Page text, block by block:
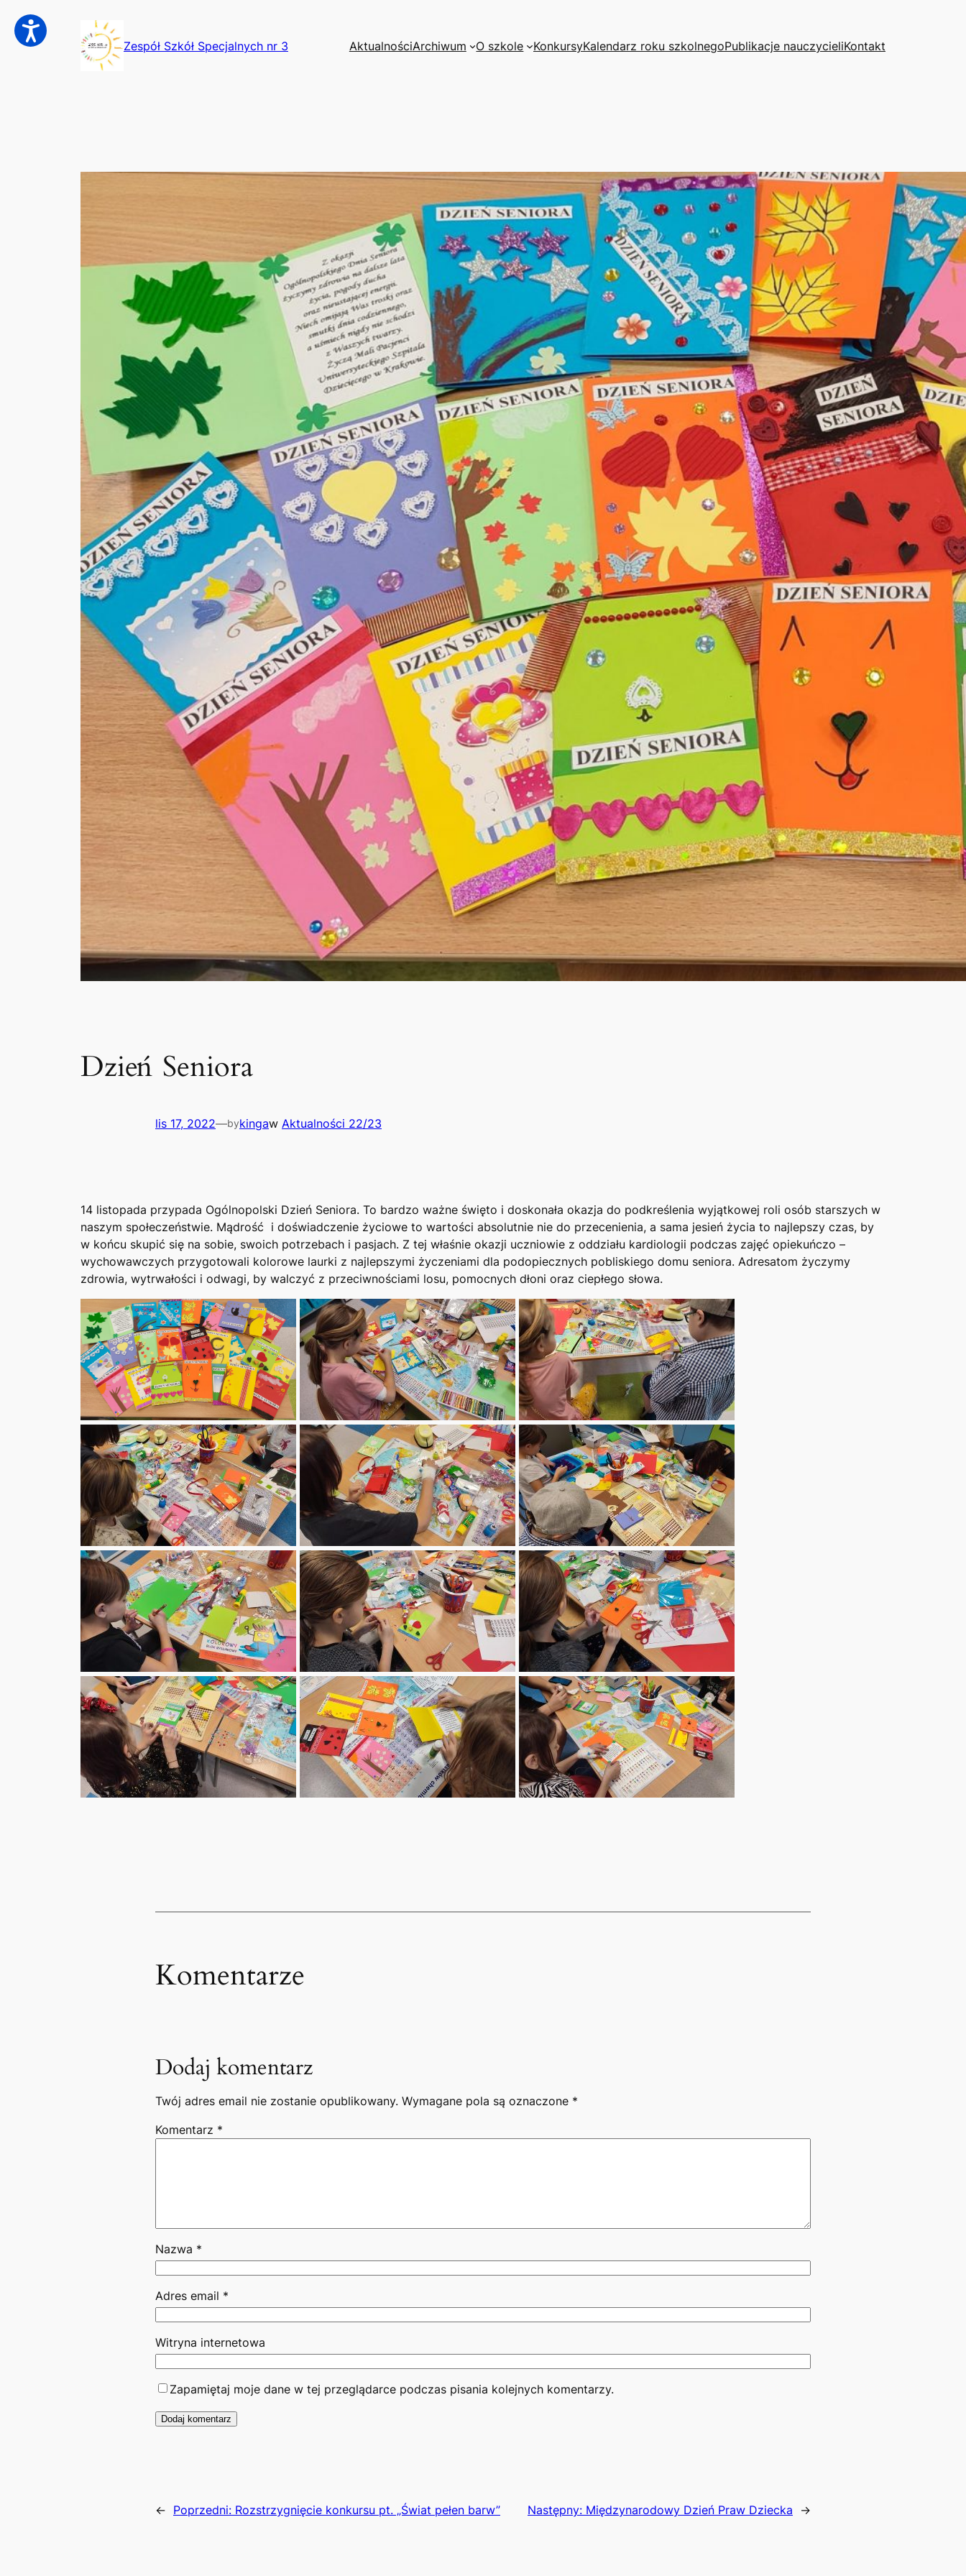
Przejdź
do
treści
Zespół Szkół Specjalnych nr 3 AktualnościArchiwum O szkole KonkursyKalendarz roku szkolnegoPublikacje nauczycieliKontakt
Dzień Seniora
lis 17, 2022—bykingaw Aktualności 22/23
14 listopada przypada Ogólnopolski Dzień Seniora. To bardzo ważne święto i doskonała okazja do podkreślenia wyjątkowej roli osób starszych w
naszym społeczeństwie. Mądrość i doświadczenie życiowe to wartości absolutnie nie do przecenienia, a sama jesień życia to najlepszy czas, by
w końcu skupić się na sobie, swoich potrzebach i pasjach. Z tej właśnie okazji uczniowie z oddziału kardiologii podczas zajęć opiekuńczo –
wychowawczych przygotowali kolorowe laurki z najlepszymi życzeniami dla podopiecznych pobliskiego domu seniora. Adresatom życzymy
zdrowia, wytrwałości i odwagi, by walczyć z przeciwnościami losu, pomocnych dłoni oraz ciepłego słowa.
Komentarze
Dodaj komentarz
Twój adres email nie zostanie opublikowany. Wymagane pola są oznaczone *
Komentarz *
Nazwa *
Adres email *
Witryna internetowa
Zapamiętaj moje dane w tej przeglądarce podczas pisania kolejnych komentarzy.
← Poprzedni: Rozstrzygnięcie konkursu pt. „Świat pełen barw” Następny: Międzynarodowy Dzień Praw Dziecka →